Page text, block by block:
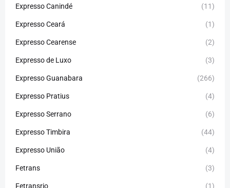
Expresso Canindé (11)
Expresso Ceará (1)
Expresso Cearense (2)
Expresso de Luxo (3)
Expresso Guanabara (266)
Expresso Pratius (4)
Expresso Serrano (6)
Expresso Timbira (44)
Expresso União (4)
Fetrans (3)
Fetransrio (1)